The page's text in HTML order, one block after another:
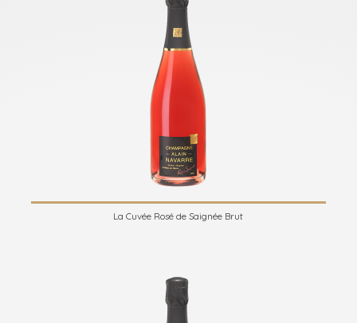
La Cuvée Rosé de Saignée Brut